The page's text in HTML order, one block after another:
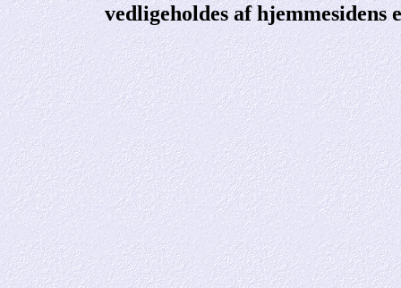
vedligeholdes af hjemmesidens